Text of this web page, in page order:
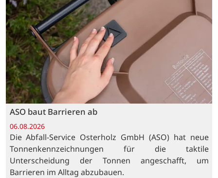
ASO baut Barrieren ab
06.08.2026
Die Abfall-Service Osterholz GmbH (ASO) hat neue
Tonnenkennzeichnungen für die taktile
Unterscheidung der Tonnen angeschafft, um
Barrieren im Alltag abzubauen.